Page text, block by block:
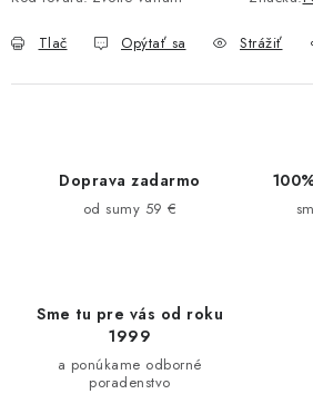
Tlač Opýtať sa Strážiť
Doprava zadarmo
od sumy 59 €
Sme tu pre vás od roku
1999
a ponúkame odborné
poradenstvo